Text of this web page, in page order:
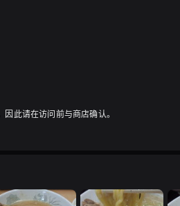
此请在访问前与商店确认。